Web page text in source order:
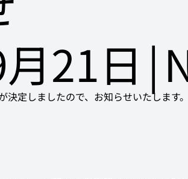
21日 |
定しましたので、お知らせいたします。